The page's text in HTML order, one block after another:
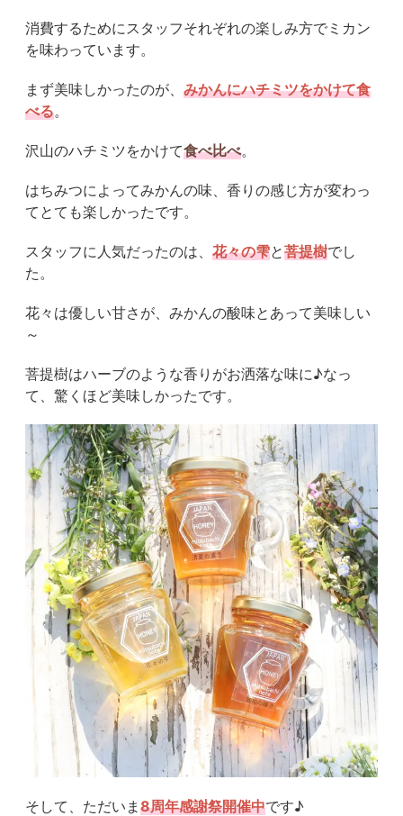
消費するためにスタッフそれぞれの楽しみ方でミカン
を味わっています。
まず美味しかったのが、 みかんにハチミツをかけて食
べる。
沢山のハチミツをかけて食べ比べ。
はちみつによってみかんの味、香りの感じ方が変わっ
てとても楽しかったです。
スタッフに人気だったのは、 花々の雫と菩提樹でし
た。
花々は優しい甘さが、みかんの酸味とあって美味しい
～
菩提樹はハーブのような香りがお洒落な味に♪なっ
て、驚くほど美味しかったです。
そして、ただいま 8周年感謝祭開催中です♪